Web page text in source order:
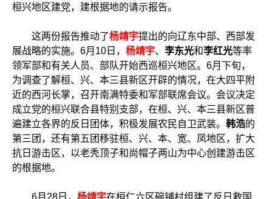
桓兴地区建党，建根据地的请示报告。
这两份报告推动了杨靖宇提出的向辽东中部、西部发
展战略的实施。6月10日， 杨靖宇、 李东光和李红光等率
领军部和有关人员、部队开始西巡桓兴地区。6月下旬，
为调查了解桓、兴、本三县新区开辟的情况，在大四平附
近的西河长掌，召开南满特委和军部联席会议。会议决定
成立党的桓兴联合县特别支部，在桓、兴、本三县新区普
遍建立各界的反日团体，积极发展农民自卫武装。 韩浩的
第三团，还有第五团移驻桓、兴、本、宽、凤地区，扩大
抗日游击区，以老秃顶子和尚帽子两山为中心创建游击区
的根据地。
6月28日， 杨靖宇在桓仁六区碗铺村组建了反日救国